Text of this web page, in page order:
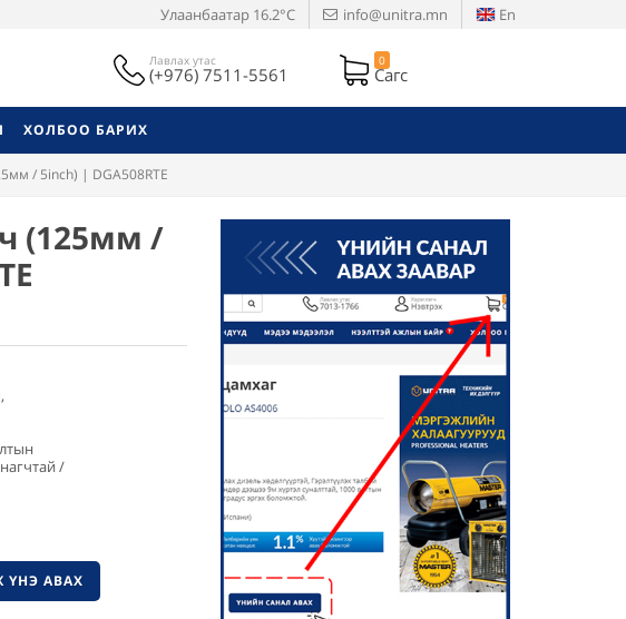
Улаанбаатар 16.2°C info@unitra.mn En
Лавлах утас
(+976) 7511-5561
0
Сагс
ХОЛБОО БАРИХ
/ 5inch) | DGA508RTE
(125мм /
/
ҮНЭ АВАХ